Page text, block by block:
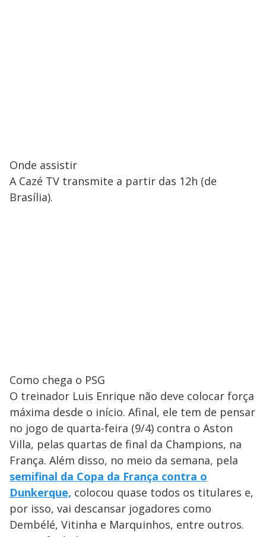
Onde assistir
A Cazé TV transmite a partir das 12h (de
Brasília).
Como chega o PSG
O treinador Luis Enrique não deve colocar força
máxima desde o início. Afinal, ele tem de pensar
no jogo de quarta-feira (9/4) contra o Aston
Villa, pelas quartas de final da Champions, na
França. Além disso, no meio da semana, pela
semifinal da Copa da França contra o
Dunkerque, colocou quase todos os titulares e,
por isso, vai descansar jogadores como
Dembélé, Vitinha e Marquinhos, entre outros.